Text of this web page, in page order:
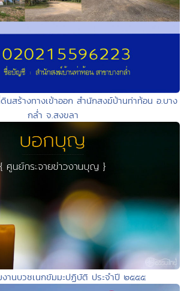
สร้างทางเข้าออก สำนักสงฆ์บ้านท่าท้อน อ.บาง
กล่ำ จ.สงขลา
านบวชเนกขัมมะปฏิบัติ ประจำปี ๒๕๕๕